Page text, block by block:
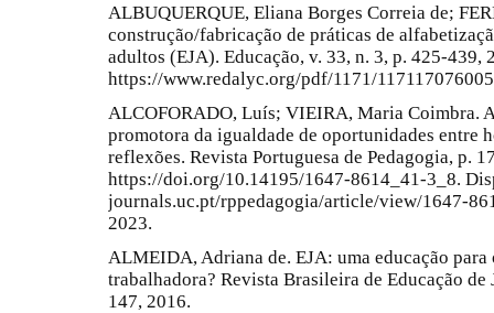
ALBUQUERQUE, Eliana Borges Correia de;
construção/fabricação de práticas de
adultos (EJA). Educação, v. 33, n. 3, p. 425-439,
https://www.redalyc.org/pdf/1171/
ALCOFORADO, Luís; VIEIRA, Maria Coimbra.
promotora da igualdade de oportunidades entre
reflexões. Revista Portuguesa de Pedagogia, p.
https://doi.org/10.14195/1647-8614_41-3_8.
journals.uc.pt/rppedagogia/article/view/1647-
2023.
ALMEIDA, Adriana de. EJA: uma educação para
trabalhadora? Revista Brasileira de Educação
147, 2016.